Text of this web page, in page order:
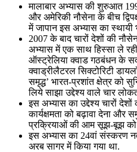
मालाबार अभ्यास की शुरुआत
और अमेरिकी नौसेना के बीच
में जापान इस अभ्यास का स्थायी
2007 के बाद चारों देशों की
अभ्यास में एक साथ हिस्सा ले
ऑस्ट्रेलिया क्वाड गठबंधन के
क्वाड्रीलैटरल सिक्टोरिटी
समृद्ध’ भारत-प्रशांत क्षेत्र
लिये साझा उद्देश्य वाले चार
इस अभ्यास का उद्देश्य चारों
कार्यक्षमता को बढ़ावा देना और
प्रक्रियाओं की आम सूझ-बूझ को
इस अभ्यास का 24वां संस्करण
अरब सागर में किया गया था.